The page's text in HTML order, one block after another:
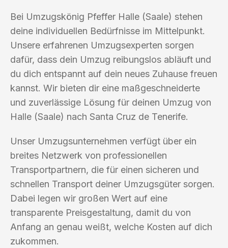
Bei Umzugskönig Pfeffer Halle (Saale) stehen
deine individuellen Bedürfnisse im Mittelpunkt.
Unsere erfahrenen Umzugsexperten sorgen
dafür, dass dein Umzug reibungslos abläuft und
du dich entspannt auf dein neues Zuhause freuen
kannst. Wir bieten dir eine maßgeschneiderte
und zuverlässige Lösung für deinen Umzug von
Halle (Saale) nach Santa Cruz de Tenerife.
Unser Umzugsunternehmen verfügt über ein
breites Netzwerk von professionellen
Transportpartnern, die für einen sicheren und
schnellen Transport deiner Umzugsgüter sorgen.
Dabei legen wir großen Wert auf eine
transparente Preisgestaltung, damit du von
Anfang an genau weißt, welche Kosten auf dich
zukommen.